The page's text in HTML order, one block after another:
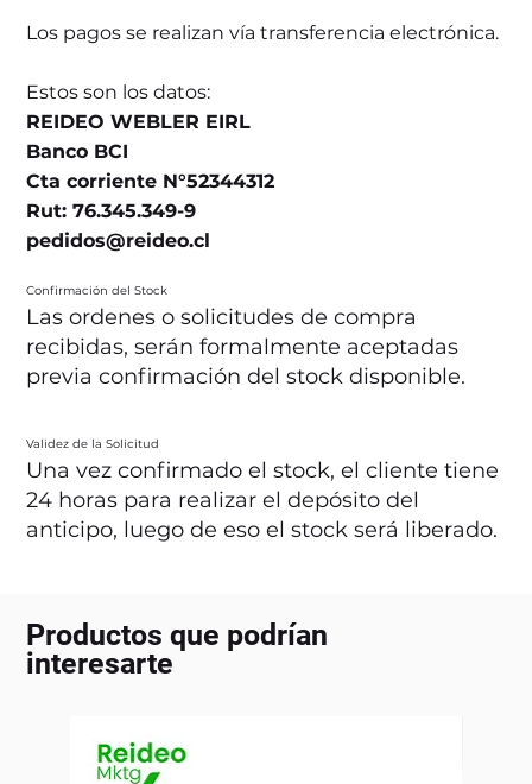
Los pagos se realizan vía transferencia electrónica.
Estos son los datos:
REIDEO WEBLER EIRL
Banco BCI
Cta corriente N°52344312
Rut: 76.345.349-9
pedidos@reideo.cl
Confirmación del Stock
Las ordenes o solicitudes de compra
recibidas, serán formalmente aceptadas
previa confirmación del stock disponible.
Validez de la Solicitud
Una vez confirmado el stock, el cliente tiene
24 horas para realizar el depósito del
anticipo, luego de eso el stock será liberado.
Productos que podrían
interesarte